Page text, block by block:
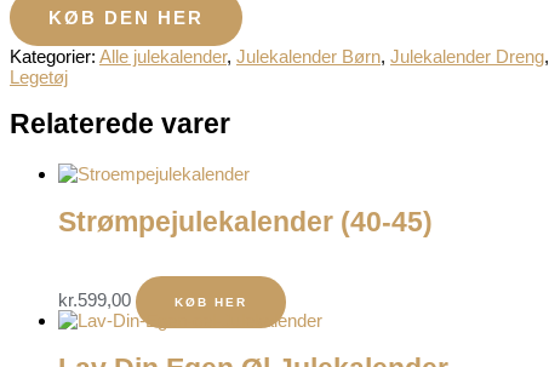
KØB DEN HER
Kategorier: Alle julekalender, Julekalender Børn, Julekalender Dreng,
Legetøj
Relaterede varer
Strømpejulekalender (40-45)
kr.599,00 KØB HER